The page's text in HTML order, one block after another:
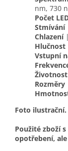
nm, 730
Počet
Stmívání
Chlazení|
Hlučnost
Vstupní
Životnost
Rozměry
Foto ilustrační.
Použité zboží
opotřebení,